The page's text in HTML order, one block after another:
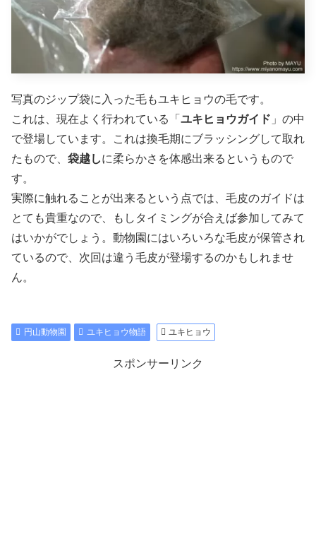
写真のジップ袋に入った毛もユキヒョウの毛です。
これは、現在よく行われている「 ユキヒョウガイド 」の中
で登場しています。これは換毛期にブラッシングして取れ
たもので、 袋越しに柔らかさを体感出来るというもので
す。
実際に触れることが出来るという点では、毛皮のガイドは
とても貴重なので、もしタイミングが合えば参加してみて
はいかがでしょう。動物園にはいろいろな毛皮が保管され
ているので、次回は違う毛皮が登場するのかもしれませ
ん。
円山動物園 ユキヒョウ物語 ユキヒョウ
スポンサーリンク